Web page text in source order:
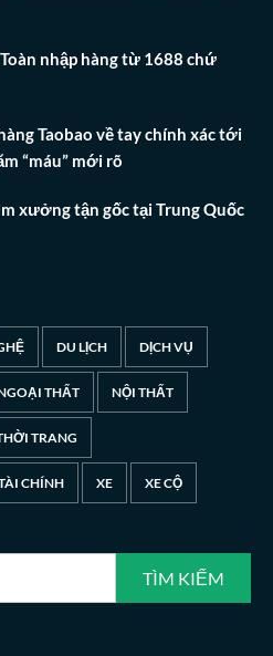
nhập hàng từ 1688 chứ
Taobao về tay chính xác tới
“máu” mới rõ
xưởng tận gốc tại Trung Quốc
DU LỊCH DỊCH VỤ
THẤT NỘI THẤT
TRANG
CHÍNH XE XE CỘ